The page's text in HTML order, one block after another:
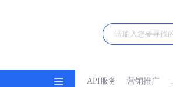
API服务 营销推广